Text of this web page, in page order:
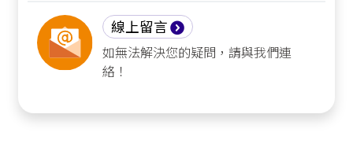
線上留言
如無法解決您的疑問，請與我們連
絡！